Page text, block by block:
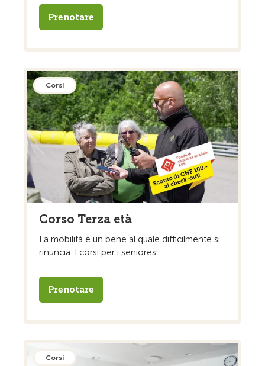
Prenotare
Corsi
Corso Terza età
La mobilità è un bene al quale difficilmente si
rinuncia. I corsi per i seniores.
Prenotare
Corsi